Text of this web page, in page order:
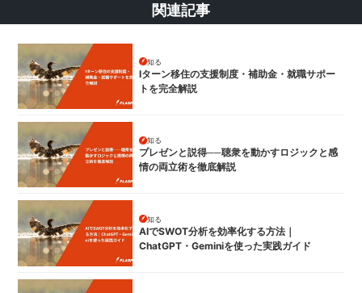
関連記事
Iターン移住の支援制度・補助金・就職サポー
トを完全解説
知る
プレゼンと説得──聴衆を動かすロジックと感
情の両立術を徹底解説
知る
AIでSWOT分析を効率化する方法｜
ChatGPT・Geminiを使った実践ガイド
知る